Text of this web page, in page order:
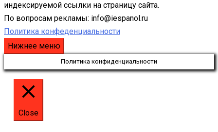
индексируемой ссылки на страницу сайта.
По вопросам рекламы: info@iespanol.ru
Политика конфеденциальности
Нижнее меню
Политика конфиденциальности
Close